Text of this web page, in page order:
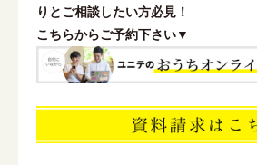
りとご相談したい方必見！
こちらからご予約下さい▼